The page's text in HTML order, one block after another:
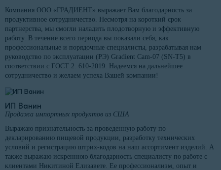
Компания ООО «ГРАДИЕНТ» выражает Вам благодарность за
продуктивное сотрудничество. Несмотря на короткий срок
партнерства, мы смогли наладить плодотворную и эффективную
работу. В течение всего периода вы показали себя, как
профессиональные и порядочные специалисты, разрабатывая нам
руководство по эксплуатации (РЭ) Gradient Cam-07 (SN-T5) в
соответствии с ГОСТ 2. 610-2019. Надеемся на дальнейшее
сотрудничество и желаем успеха Вашей компании!
ИП Ванин
Продажа импортных продуктов из США
Выражаю признательность за проведенную работу по
декларированию пищевой продукции, разработку технических
условий и регистрацию штрих-кодов на наш ассортимент изделий. А
также выражаю искреннюю благодарность специалисту по работе с
клиентами Никитиной Елизавете. Ее профессионализм, опыт и